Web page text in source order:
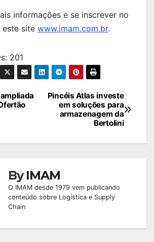
informações e se inscrever no
este site www.imam.com.br.
201
Pincéis Atlas investe
em soluções para
armazenagem da
Bertolini
ByIMAM
O IMAM desde 1979 vem publicando
conteúdo sobre Logística e Supply
Chain